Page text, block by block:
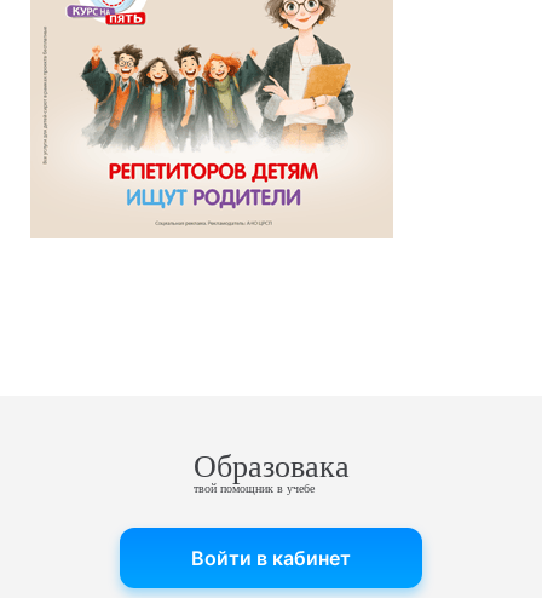
Образовака
твой помощник в учебе
Войти в кабинет